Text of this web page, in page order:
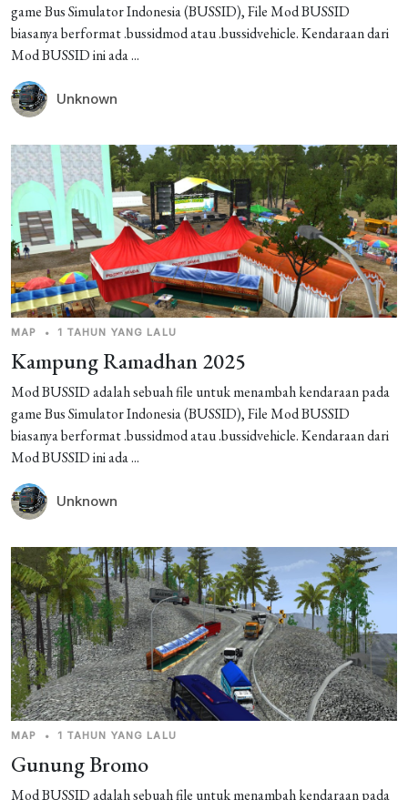
game Bus Simulator Indonesia (BUSSID), File Mod BUSSID
biasanya berformat .bussidmod atau .bussidvehicle. Kendaraan dari
Mod BUSSID ini ada ...
Unknown
MAP • 1 TAHUN YANG LALU
Kampung Ramadhan 2025
Mod BUSSID adalah sebuah file untuk menambah kendaraan pada
game Bus Simulator Indonesia (BUSSID), File Mod BUSSID
biasanya berformat .bussidmod atau .bussidvehicle. Kendaraan dari
Mod BUSSID ini ada ...
Unknown
MAP • 1 TAHUN YANG LALU
Gunung Bromo
Mod BUSSID adalah sebuah file untuk menambah kendaraan pada